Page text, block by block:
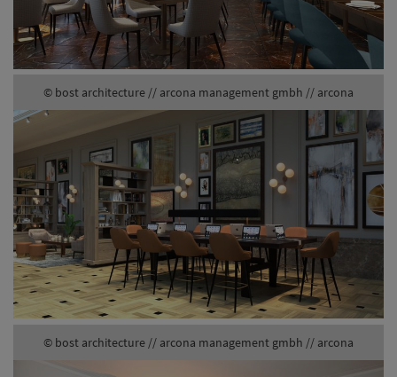
© bost architecture // arcona management gmbh // arcona
© bost architecture // arcona management gmbh // arcona